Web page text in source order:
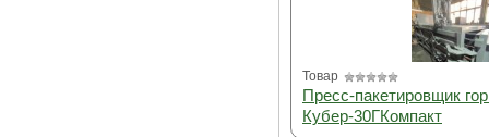
Товар
Пресс-пакетировщик
Кубер-30ГКомпакт